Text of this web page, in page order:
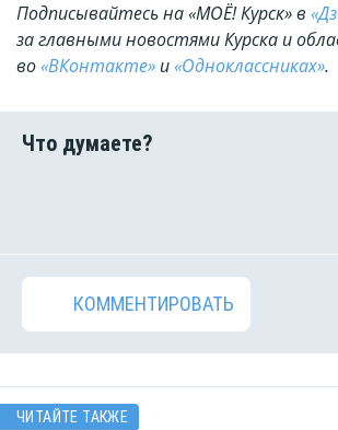
Подписывайтесь на «МОЁ! Курск» в
за главными новостями Курска и
во«ВКонтакте» и«Одноклассниках».
КОММЕНТИРОВАТЬ
ЧИТАЙТЕ ТАКЖЕ